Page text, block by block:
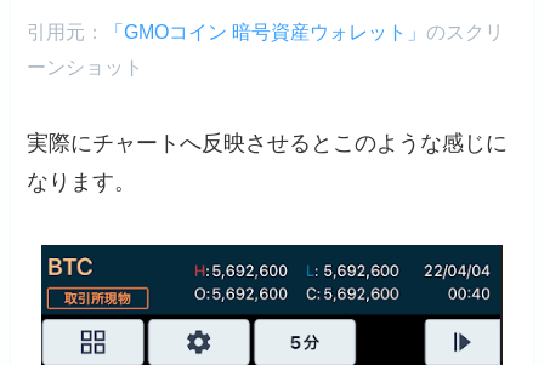
引用元： 「GMOコイン 暗号資産ウォレット」のスクリ
ーンショット
実際にチャートへ反映させるとこのような感じに
なります。